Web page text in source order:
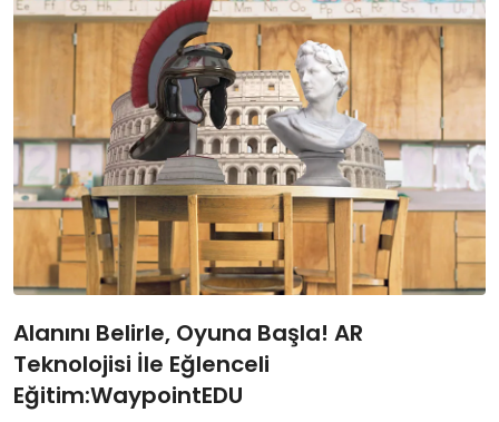
Alanını Belirle, Oyuna Başla! AR
Teknolojisi İle Eğlenceli
Eğitim:WaypointEDU